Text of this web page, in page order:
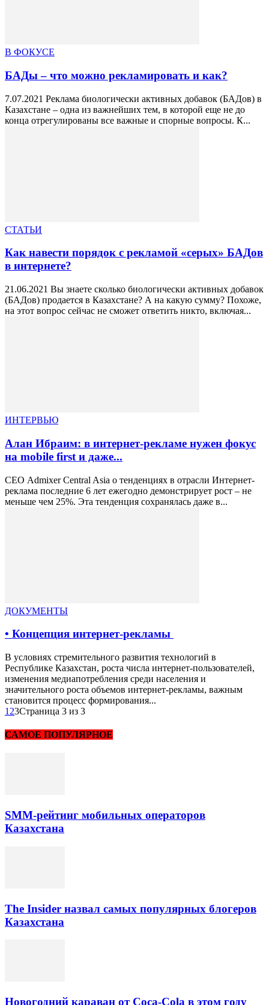
В ФОКУСЕ
БАДы – что можно рекламировать и как?
7.07.2021 Реклама биологически активных добавок (БАДов) в
Казахстане – одна из важнейших тем, в которой еще не до
конца отрегулированы все важные и спорные вопросы. К...
СТАТЬИ
Как навести порядок с рекламой «серых» БАДов
в интернете?
21.06.2021 Вы знаете сколько биологически активных добавок
(БАДов) продается в Казахстане? А на какую сумму? Похоже,
на этот вопрос сейчас не сможет ответить никто, включая...
ИНТЕРВЬЮ
Алан Ибраим: в интернет-рекламе нужен фокус
на mobile first и даже...
СЕО Admixer Central Asia о тенденциях в отрасли Интернет-
реклама последние 6 лет ежегодно демонстрирует рост – не
меньше чем 25%. Эта тенденция сохранялась даже в...
ДОКУМЕНТЫ
• Концепция интернет-рекламы
В условиях стремительного развития технологий в
Республике Казахстан, роста числа интернет-пользователей,
изменения медиапотребления среди населения и
значительного роста объемов интернет-рекламы, важным
становится процесс формирования...
1 23Страница 3 из 3
САМОЕ ПОПУЛЯРНОЕ
SMM-рейтинг мобильных операторов
Казахстана
The Insider назвал самых популярных блогеров
Казахстана
Новогодний караван от Coca-Cola в этом году